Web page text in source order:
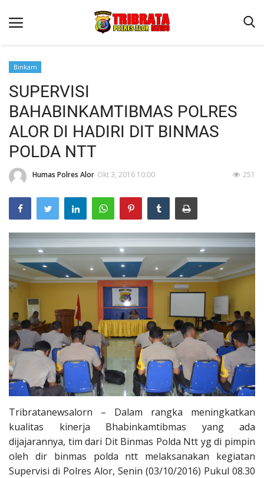
Beranda
Terms & Conditions
Reskrim
Binkam
Lantas
Giat Ops
Mitra Polisi
Polisi Kita
Binkam
SUPERVISI
BAHABINKAMTIBMAS POLRES
ALOR DI HADIRI DIT BINMAS
POLDA NTT
Humas Polres Alor Okt 3, 2016 10:00 251
Tribratanewsalorn – Dalam rangka meningkatkan
kualitas kinerja Bhabinkamtibmas yang ada
dijajarannya, tim dari Dit Binmas Polda Ntt yg di pimpin
oleh dir binmas polda ntt melaksanakan kegiatan
Supervisi di Polres Alor, Senin (03/10/2016) Pukul 08.30